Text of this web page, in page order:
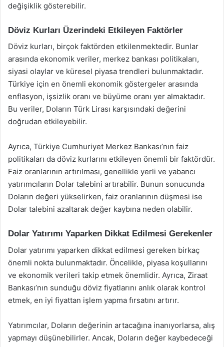
değişiklik gösterebilir.
Döviz Kurları Üzerindeki Etkileyen Faktörler
Döviz kurları, birçok faktörden etkilenmektedir. Bunlar
arasında ekonomik veriler, merkez bankası politikaları,
siyasi olaylar ve küresel piyasa trendleri bulunmaktadır.
Türkiye için en önemli ekonomik göstergeler arasında
enflasyon, işsizlik oranı ve büyüme oranı yer almaktadır.
Bu veriler, Doların Türk Lirası karşısındaki değerini
doğrudan etkileyebilir.
Ayrıca, Türkiye Cumhuriyet Merkez Bankası’nın faiz
politikaları da döviz kurlarını etkileyen önemli bir faktördür.
Faiz oranlarının artırılması, genellikle yerli ve yabancı
yatırımcıların Dolar talebini artırabilir. Bunun sonucunda
Doların değeri yükselirken, faiz oranlarının düşmesi ise
Dolar talebini azaltarak değer kaybına neden olabilir.
Dolar Yatırımı Yaparken Dikkat Edilmesi Gerekenler
Dolar yatırımı yaparken dikkat edilmesi gereken birkaç
önemli nokta bulunmaktadır. Öncelikle, piyasa koşullarını
ve ekonomik verileri takip etmek önemlidir. Ayrıca, Ziraat
Bankası’nın sunduğu döviz fiyatlarını anlık olarak kontrol
etmek, en iyi fiyattan işlem yapma fırsatını artırır.
Yatırımcılar, Doların değerinin artacağına inanıyorlarsa, alış
yapmayı düşünebilirler. Ancak, Doların değer kaybedeceği